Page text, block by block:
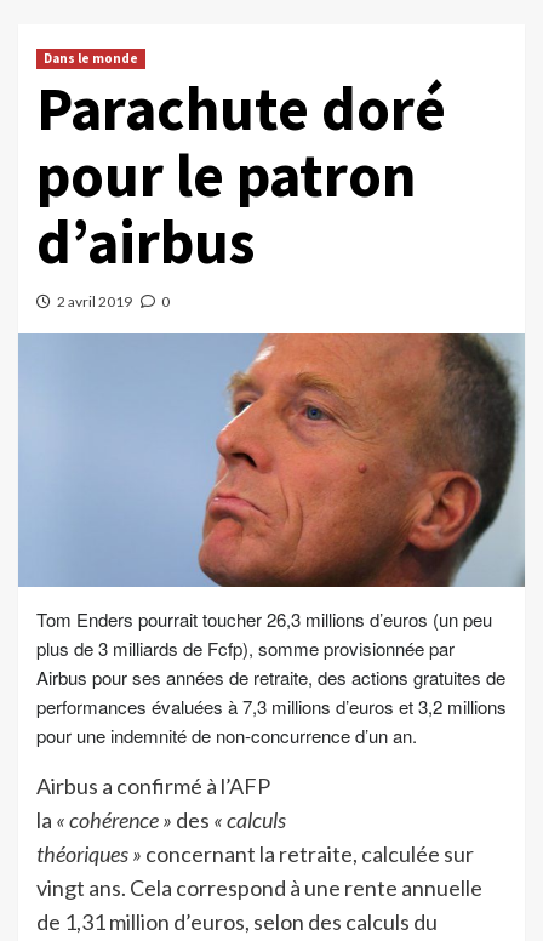
Dans le monde
Parachute doré
pour le patron
d’airbus
2 avril 2019 0
Tom Enders pourrait toucher 26,3 millions d’euros (un peu
plus de 3 milliards de Fcfp), somme provisionnée par
Airbus pour ses années de retraite, des actions gratuites de
performances évaluées à 7,3 millions d’euros et 3,2 millions
pour une indemnité de non-concurrence d’un an.
Airbus a confirmé à l’AFP
la « cohérence » des « calculs
théoriques » concernant la retraite, calculée sur
vingt ans. Cela correspond à une rente annuelle
de 1,31 million d’euros, selon des calculs du